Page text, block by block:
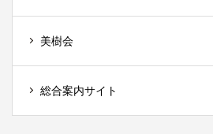
美樹会
総合案内サイト